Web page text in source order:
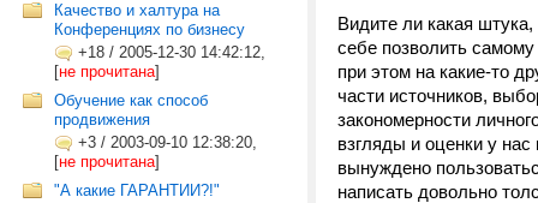
Качество и халтура на
Конференциях по бизнесу
+18 / 2005-12-30 14:42:12,
[не прочитана]
Обучение как способ
продвижения
+3 / 2003-09-10 12:38:20,
[не прочитана]
"А какие ГАРАНТИИ?!"
Видите ли какая
себе позволить
при этом на какие-то
части источников,
закономерности
взгляды и оценки у
вынуждено
написать довольно